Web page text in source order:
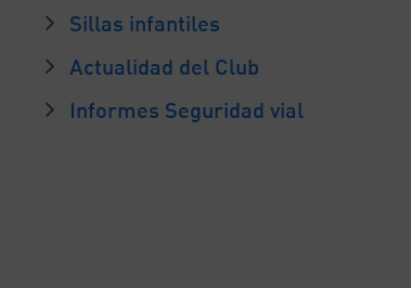
Sillas infantiles
Actualidad del Club
Informes Seguridad vial